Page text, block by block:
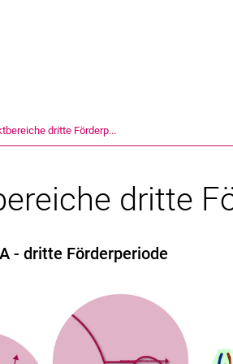
dritte Förderp...
dritte
- dritte Förderperiode